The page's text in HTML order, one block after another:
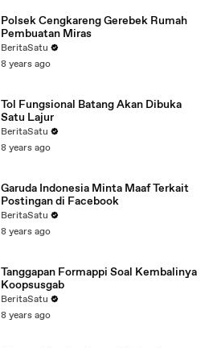
Polsek Cengkareng Gerebek Rumah
Pembuatan Miras
BeritaSatu
8 years ago
Tol Fungsional Batang Akan Dibuka
Satu Lajur
BeritaSatu
8 years ago
Garuda Indonesia Minta Maaf Terkait
Postingan di Facebook
BeritaSatu
8 years ago
Tanggapan Formappi Soal Kembalinya
Koopsusgab
BeritaSatu
8 years ago